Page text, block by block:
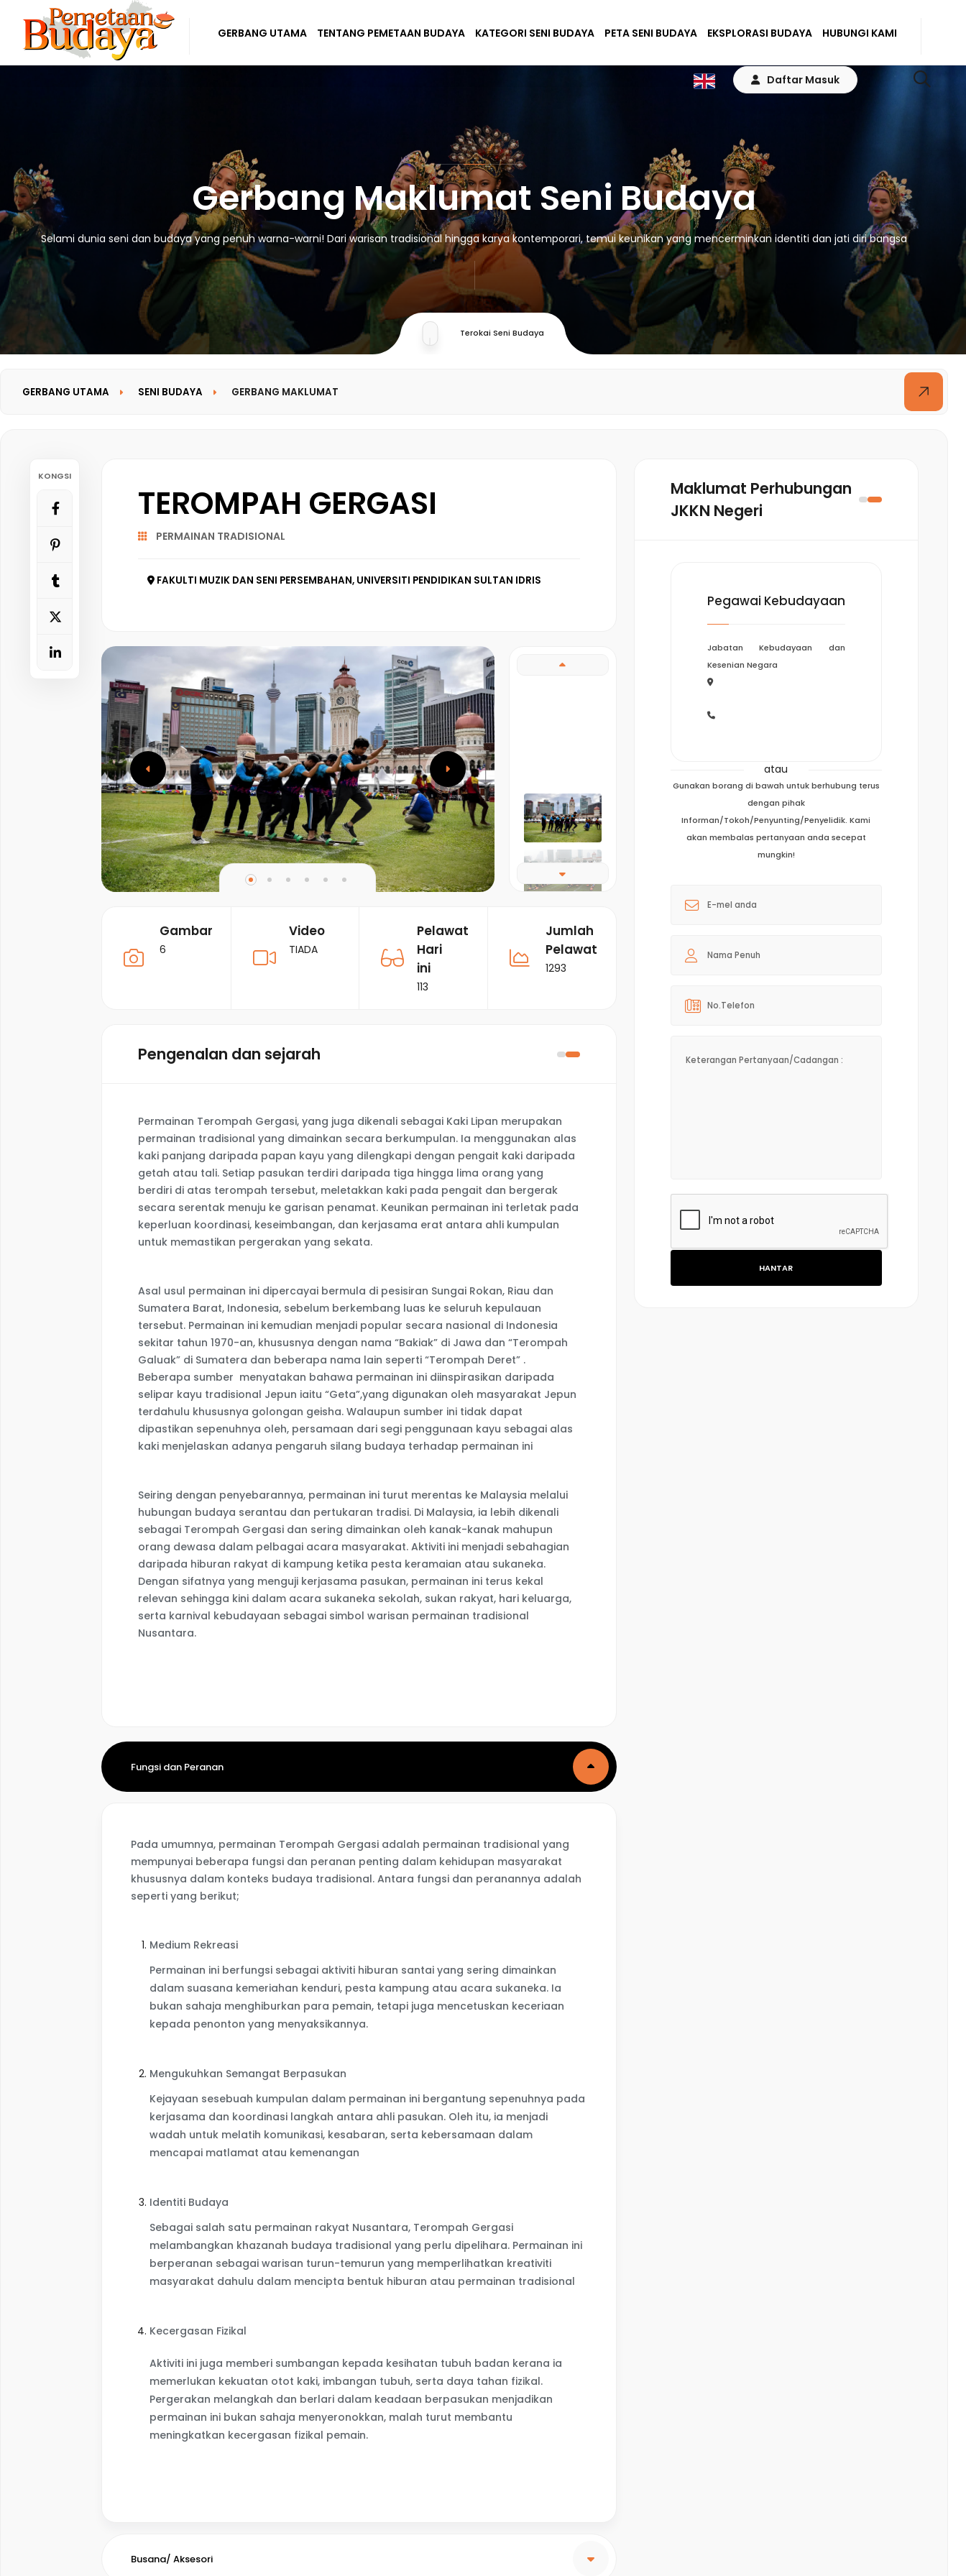
GERBANG UTAMA TENTANG PEMETAAN BUDAYA KATEGORI SENI BUDAYA PETA SENI BUDAYA EKSPLORASI BUDAYA HUBUNGI KAMI
Daftar Masuk
Gerbang Maklumat Seni Budaya
Selami dunia seni dan budaya yang penuh warna-warni! Dari warisan tradisional hingga karya kontemporari, temui keunikan yang mencerminkan identiti dan jati diri bangsa
Terokai Seni Budaya
GERBANG UTAMA SENI BUDAYA GERBANG MAKLUMAT
KONGSI
TEROMPAH GERGASI
PERMAINAN TRADISIONAL
FAKULTI MUZIK DAN SENI PERSEMBAHAN, UNIVERSITI PENDIDIKAN SULTAN IDRIS
Gambar
6
Video
TIADA
Pelawat
Hari
ini
113
Jumlah
Pelawat
1293
Pengenalan dan sejarah
Permainan Terompah Gergasi, yang juga dikenali sebagai Kaki Lipan merupakan
permainan tradisional yang dimainkan secara berkumpulan. Ia menggunakan alas
kaki panjang daripada papan kayu yang dilengkapi dengan pengait kaki daripada
getah atau tali. Setiap pasukan terdiri daripada tiga hingga lima orang yang
berdiri di atas terompah tersebut, meletakkan kaki pada pengait dan bergerak
secara serentak menuju ke garisan penamat. Keunikan permainan ini terletak pada
keperluan koordinasi, keseimbangan, dan kerjasama erat antara ahli kumpulan
untuk memastikan pergerakan yang sekata.
Asal usul permainan ini dipercayai bermula di pesisiran Sungai Rokan, Riau dan
Sumatera Barat, Indonesia, sebelum berkembang luas ke seluruh kepulauan
tersebut. Permainan ini kemudian menjadi popular secara nasional di Indonesia
sekitar tahun 1970-an, khususnya dengan nama “Bakiak” di Jawa dan “Terompah
Galuak” di Sumatera dan beberapa nama lain seperti “Terompah Deret” .
Beberapa sumber menyatakan bahawa permainan ini diinspirasikan daripada
selipar kayu tradisional Jepun iaitu “Geta”,yang digunakan oleh masyarakat Jepun
terdahulu khususnya golongan geisha. Walaupun sumber ini tidak dapat
dipastikan sepenuhnya oleh, persamaan dari segi penggunaan kayu sebagai alas
kaki menjelaskan adanya pengaruh silang budaya terhadap permainan ini
Seiring dengan penyebarannya, permainan ini turut merentas ke Malaysia melalui
hubungan budaya serantau dan pertukaran tradisi. Di Malaysia, ia lebih dikenali
sebagai Terompah Gergasi dan sering dimainkan oleh kanak-kanak mahupun
orang dewasa dalam pelbagai acara masyarakat. Aktiviti ini menjadi sebahagian
daripada hiburan rakyat di kampung ketika pesta keramaian atau sukaneka.
Dengan sifatnya yang menguji kerjasama pasukan, permainan ini terus kekal
relevan sehingga kini dalam acara sukaneka sekolah, sukan rakyat, hari keluarga,
serta karnival kebudayaan sebagai simbol warisan permainan tradisional
Nusantara.
Fungsi dan Peranan
Pada umumnya, permainan Terompah Gergasi adalah permainan tradisional yang
mempunyai beberapa fungsi dan peranan penting dalam kehidupan masyarakat
khususnya dalam konteks budaya tradisional. Antara fungsi dan peranannya adalah
seperti yang berikut;
Medium Rekreasi
Permainan ini berfungsi sebagai aktiviti hiburan santai yang sering dimainkan
dalam suasana kemeriahan kenduri, pesta kampung atau acara sukaneka. Ia
bukan sahaja menghiburkan para pemain, tetapi juga mencetuskan keceriaan
kepada penonton yang menyaksikannya.
Mengukuhkan Semangat Berpasukan
Kejayaan sesebuah kumpulan dalam permainan ini bergantung sepenuhnya pada
kerjasama dan koordinasi langkah antara ahli pasukan. Oleh itu, ia menjadi
wadah untuk melatih komunikasi, kesabaran, serta kebersamaan dalam
mencapai matlamat atau kemenangan
Identiti Budaya
Sebagai salah satu permainan rakyat Nusantara, Terompah Gergasi
melambangkan khazanah budaya tradisional yang perlu dipelihara. Permainan ini
berperanan sebagai warisan turun-temurun yang memperlihatkan kreativiti
masyarakat dahulu dalam mencipta bentuk hiburan atau permainan tradisional
Kecergasan Fizikal
Aktiviti ini juga memberi sumbangan kepada kesihatan tubuh badan kerana ia
memerlukan kekuatan otot kaki, imbangan tubuh, serta daya tahan fizikal.
Pergerakan melangkah dan berlari dalam keadaan berpasukan menjadikan
permainan ini bukan sahaja menyeronokkan, malah turut membantu
meningkatkan kecergasan fizikal pemain.
Busana/ Aksesori
Maklumat Perhubungan
JKKN Negeri
Pegawai Kebudayaan
Jabatan Kebudayaan dan
Kesenian Negara
atau
Gunakan borang di bawah untuk berhubung terus
dengan pihak
Informan/Tokoh/Penyunting/Penyelidik. Kami
akan membalas pertanyaan anda secepat
mungkin!
HANTAR